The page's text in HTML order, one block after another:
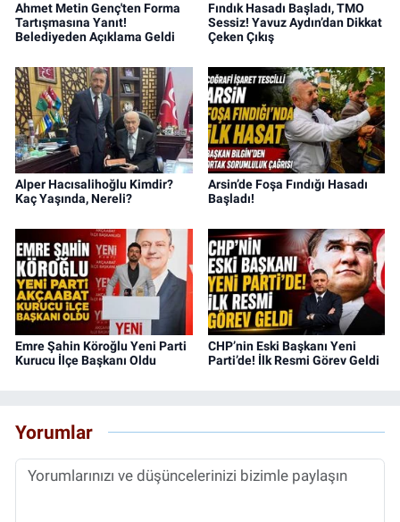
Ahmet Metin Genç'ten Forma
Tartışmasına Yanıt!
Belediyeden Açıklama Geldi
Fındık Hasadı Başladı, TMO
Sessiz! Yavuz Aydın’dan Dikkat
Çeken Çıkış
Alper Hacısalihoğlu Kimdir?
Kaç Yaşında, Nereli?
Arsin’de Foşa Fındığı Hasadı
Başladı!
Emre Şahin Köroğlu Yeni Parti
Kurucu İlçe Başkanı Oldu
CHP’nin Eski Başkanı Yeni
Parti’de! İlk Resmi Görev Geldi
Yorumlar